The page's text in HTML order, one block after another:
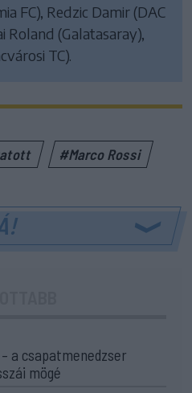
FC), Redzic Damir (DAC
Roland (Galatasaray),
TC).
#Marco Rossi
a csapatmenedzser
mögé